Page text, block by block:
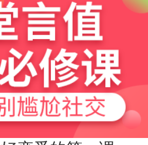
鸣^ 通过此页面咨询，已获得专属情感方
通过此页面咨询，已获得专属情感方案
14分钟前
通过此页面咨询，已获得专属情感方案
27分钟前
中专 通过此页面咨询，已获得专属情感方案